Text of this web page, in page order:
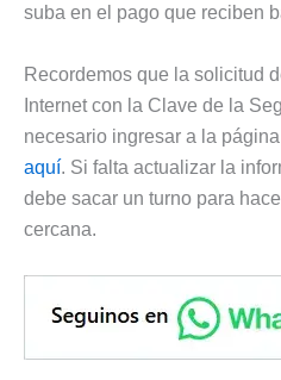
suba en el pago que reciben
Recordemos que la solicitud
Internet con la Clave de la
necesario ingresar a la
aquí. Si falta actualizar la
debe sacar un turno para
cercana.